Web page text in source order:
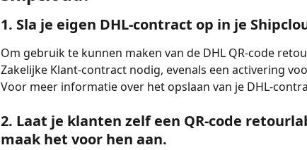
1. Sla je eigen DHL-contract op in je
Om gebruik te kunnen maken van de DHL QR-code
Zakelijke Klant-contract nodig, evenals een activering
Voor meer informatie over het opslaan van je DHL-
2. Laat je klanten zelf een QR-code
maak het voor hen aan.